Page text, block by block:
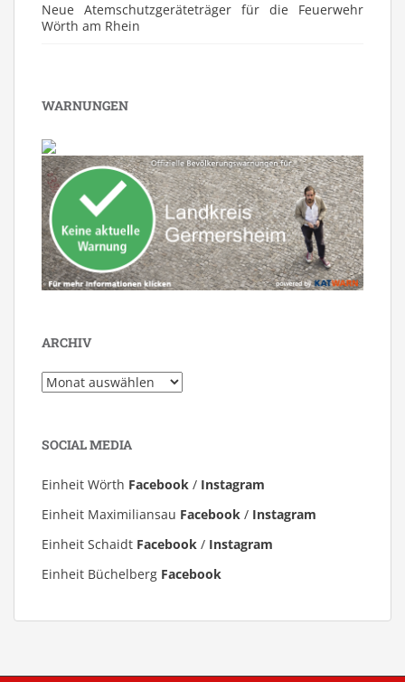
Neue Atemschutzgeräteträger für die Feuerwehr
Wörth am Rhein
WARNUNGEN
ARCHIV
Archiv
SOCIAL MEDIA
Einheit Wörth Facebook / Instagram
Einheit Maximiliansau Facebook / Instagram
Einheit Schaidt Facebook / Instagram
Einheit Büchelberg Facebook